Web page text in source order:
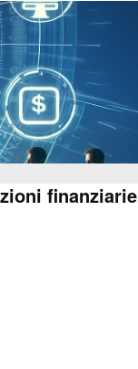
finanziarie